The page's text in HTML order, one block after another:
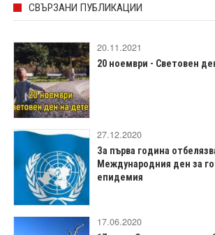
СВЪРЗАНИ ПУБЛИКАЦИИ
20.11.2021
20 ноември - Световен
27.12.2020
За първа година
Международния ден за
епидемия
17.06.2020